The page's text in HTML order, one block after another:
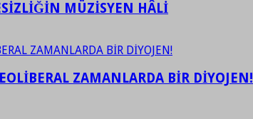
MÜZİSYEN HÂLİ
ZAMANLARDA BİR DİYOJEN!